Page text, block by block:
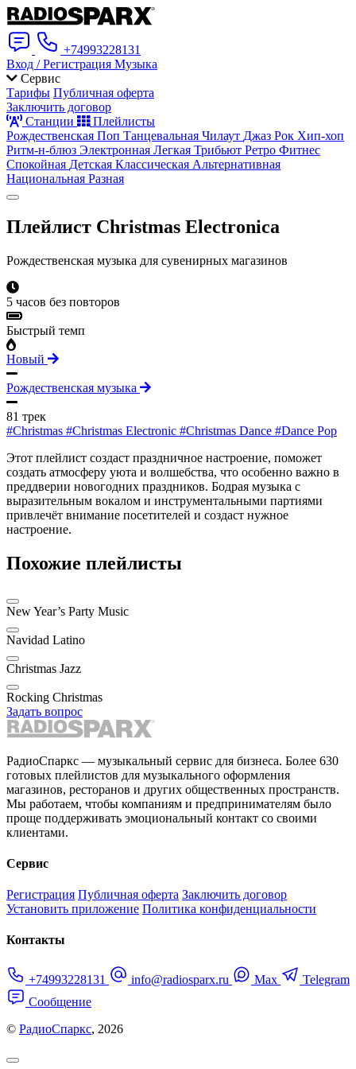
+74993228131
Вход / Регистрация Музыка
Сервис
Тарифы Публичная оферта
Заключить договор
Станции
Плейлисты
Рождественская Поп Танцевальная Чилаут Джаз Рок Хип-хоп
Ритм-н-блюз Электронная Легкая Трибьют Ретро Фитнес
Спокойная Детская Классическая Альтернативная
Национальная Разная
Плейлист Christmas Electronica
Рождественская музыка для сувенирных магазинов
5 часов без повторов
Быстрый темп
Новый
Рождественская музыка
81 трек
#Christmas #Christmas Electronic #Christmas Dance #Dance Pop
Этот плейлист создаст праздничное настроение, поможет
создать атмосферу уюта и волшебства, что особенно важно в
преддверии новогодних праздников. Бодрая музыка с
выразительным вокалом и инструментальными партиями
привлечёт внимание посетителей и создаст нужное
настроение.
Похожие плейлисты
New Year’s Party Music
Navidad Latino
Christmas Jazz
Rocking Christmas
Задать вопрос
РадиоСпаркс — музыкальный сервис для бизнеса. Более 630
готовых плейлистов для музыкального оформления
магазинов, ресторанов и других общественных пространств.
Мы работаем, чтобы компаниям и предпринимателям было
проще поддерживать эмоциональный контакт со своими
клиентами.
Сервис
Регистрация Публичная оферта Заключить договор
Установить приложение Политика конфиденциальности
Контакты
+74993228131 info@radiosparx.ru Max
Telegram
Сообщение
© РадиоСпаркс, 2026